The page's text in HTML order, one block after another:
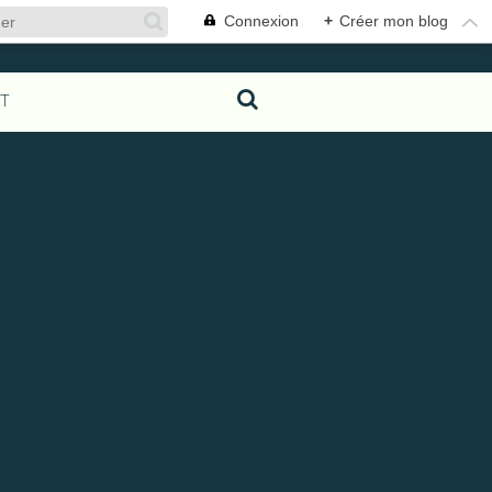
Connexion + Créer mon blog